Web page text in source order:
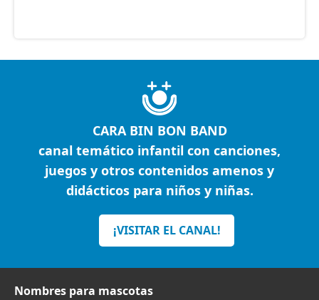
CARA BIN BON BAND
canal temático infantil con canciones,
juegos y otros contenidos amenos y
didácticos para niños y niñas.
¡VISITAR EL CANAL!
Nombres para mascotas